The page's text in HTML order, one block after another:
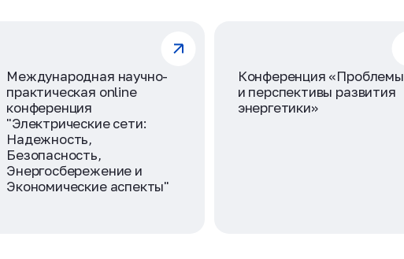
Международная научно-
практическая online
конференция
"Электрические сети:
Надежность,
Безопасность,
Энергосбережение и
Экономические аспекты"
Конференция «Проблемы
и перспективы развития
энергетики»